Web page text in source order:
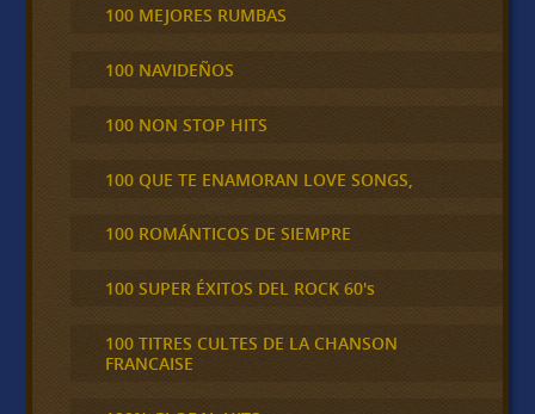
100 MEJORES RUMBAS
100 NAVIDEÑOS
100 NON STOP HITS
100 QUE TE ENAMORAN LOVE SONGS,
100 ROMÁNTICOS DE SIEMPRE
100 SUPER ÉXITOS DEL ROCK 60's
100 TITRES CULTES DE LA CHANSON
FRANCAISE